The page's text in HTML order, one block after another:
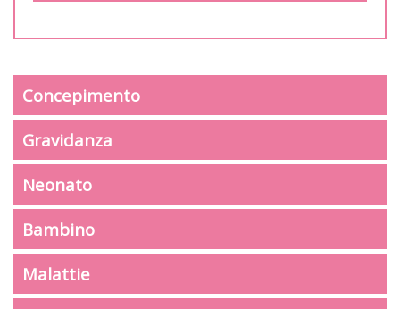
Concepimento
Gravidanza
Neonato
Bambino
Malattie